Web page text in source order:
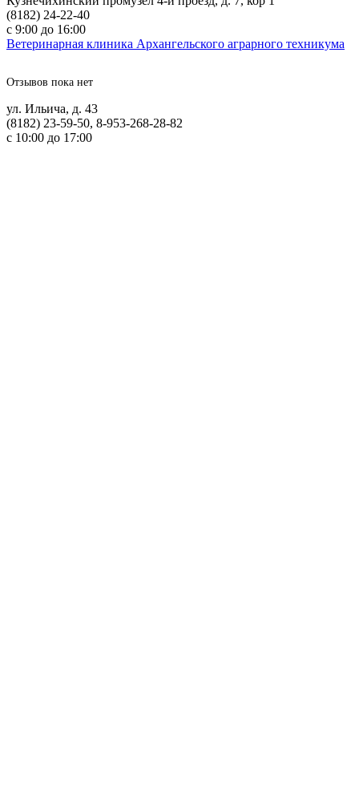
(8182) 24-22-40
с 9:00 до 16:00
Ветеринарная клиника Архангельского аграрного техникума
Отзывов пока нет
ул. Ильича, д. 43
(8182) 23-59-50, 8-953-268-28-82
с 10:00 до 17:00